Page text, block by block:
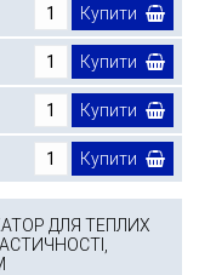
Купити
Купити
Купити
Купити
ДЛЯ ТЕПЛИХ